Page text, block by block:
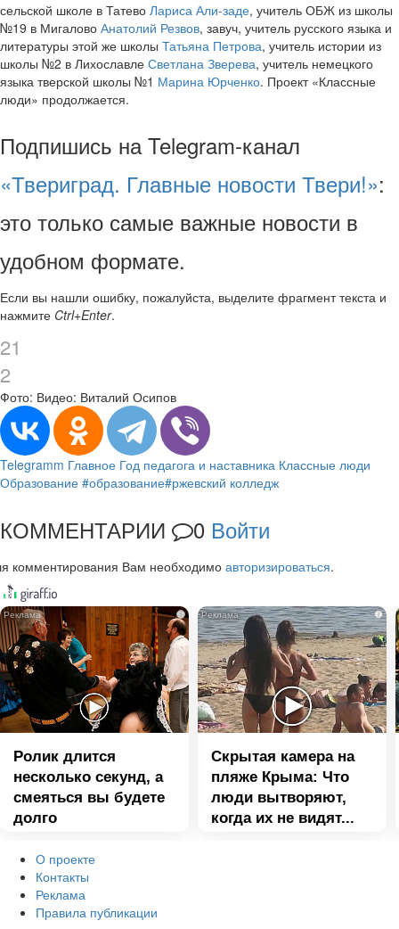
сельской школе в Татево Лариса Али-заде, учитель ОБЖ из школы
№19 в Мигалово Анатолий Резвов, завуч, учитель русского языка и
литературы этой же школы Татьяна Петрова, учитель истории из
школы №2 в Лихославле Светлана Зверева, учитель немецкого
языка тверской школы №1 Марина Юрченко. Проект «Классные
люди» продолжается.
Подпишись на Telegram-канал
«Твериград. Главные новости Твери!»:
это только самые важные новости в
удобном формате.
Если вы нашли ошибку, пожалуйста, выделите фрагмент текста и
нажмите Ctrl+Enter.
21
2
Фото: Видео: Виталий Осипов
Telegramm Главное Год педагога и наставника Классные люди
Образование #образование#ржевский колледж
КОММЕНТАРИИ 0 Войти
комментирования Вам необходимо авторизироваться.
i
Ролик длится
несколько секунд, а
смеяться вы будете
долго
i
Скрытая камера на
пляже Крыма: Что
люди вытворяют,
когда их не видят...
О проекте
Контакты
Реклама
Правила публикации